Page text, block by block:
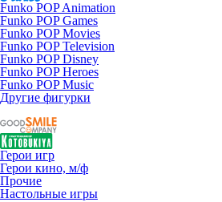
Funko POP Animation
Funko POP Games
Funko POP Movies
Funko POP Television
Funko POP Disney
Funko POP Heroes
Funko POP Music
Другие фигурки
Герои игр
Герои кино, м/ф
Прочие
Настольные игры